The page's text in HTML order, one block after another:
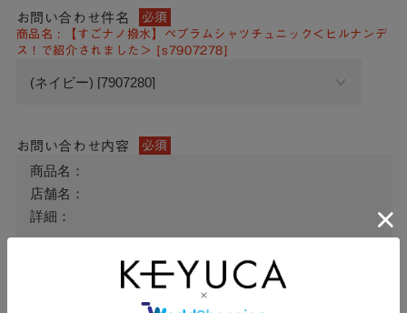
お問い合わせ件名 必須
商品名 : 【すごナノ撥水】ペプラムシャツチュニック＜ヒルナンデ
ス！で紹介されました＞ [s7907278]
お問い合わせ内容 必須